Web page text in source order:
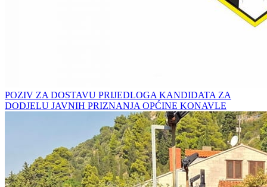
POZIV ZA DOSTAVU PRIJEDLOGA KANDIDATA ZA
DODJELU JAVNIH PRIZNANJA OPĆINE KONAVLE